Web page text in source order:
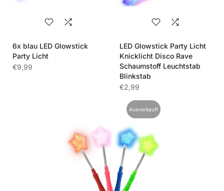
6x blau LED Glowstick
Party Licht
€9,99
LED Glowstick Party Licht
Knicklicht Disco Rave
Schaumstoff Leuchtstab
Blinkstab
€2,99
Ausverkauft